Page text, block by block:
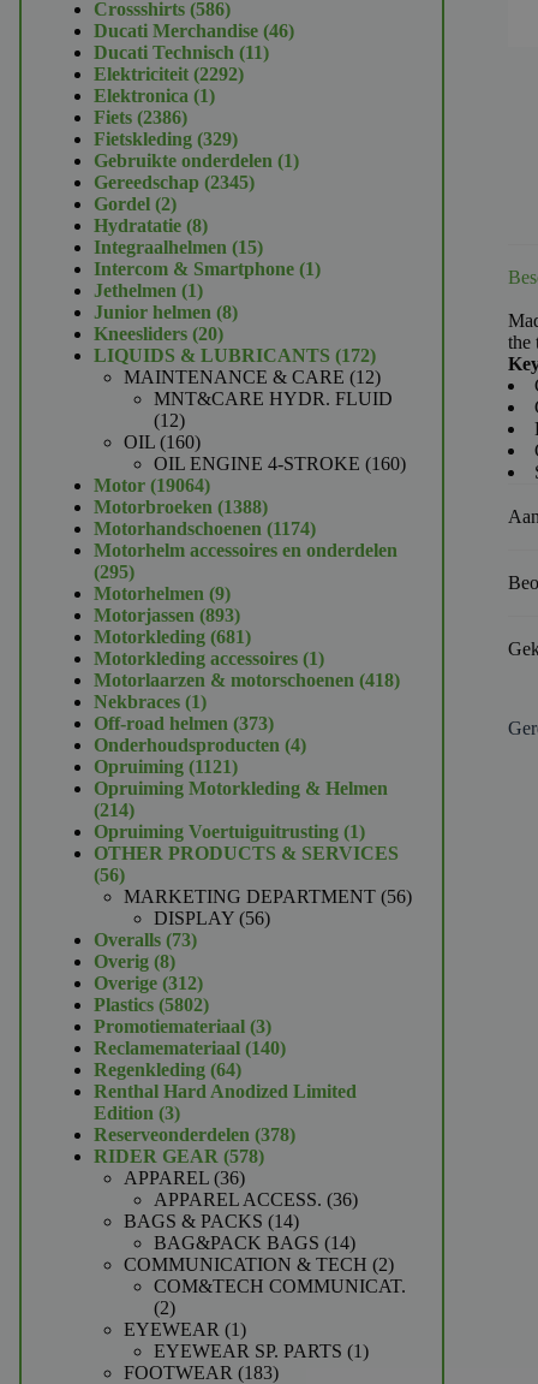
the
Crossshirts 586586
producten
Ducati Merchandise 4646
Ducati Technisch 1111
Elektriciteit 22922292
Elektronica 11
Fiets 23862386
producten
Fietskleding 329329
producten
Gebruikte onderdelen 11
Gereedschap 23452345
Gordel 22
producten
Hydratatie 88
producten
Integraalhelmen 1515
producten
Intercom & Smartphone 11
Jethelmen 11
product
Junior helmen 88
Kneesliders 2020
producten
LIQUIDS & LUBRICANTS 172172
producten
MAINTENANCE & CARE 1212
producten
MNT&CARE HYDR. FLUID
1212
producten
OIL 160160
producten
OIL ENGINE 4-STROKE 160160
Motor 1906419064
producten
Motorbroeken 13881388
producten
Motorhandschoenen 11741174
producten
Motorhelm accessoires en onderdelen
295295
producten
Motorhelmen 99
producten
Motorjassen 893893
producten
Motorkleding 681681
producten
Motorkleding accessoires 11
product
Motorlaarzen & motorschoenen 418418
Nekbraces 11
product
Off-road helmen 373373
producten
Onderhoudsproducten 44
Opruiming 11211121
producten
Opruiming Motorkleding & Helmen
214214
producten
Opruiming Voertuiguitrusting 11
product
OTHER PRODUCTS & SERVICES
5656
producten
MARKETING DEPARTMENT 5656
DISPLAY 5656
Overalls 7373
Overig 88
producten
Overige 312312
producten
Plastics 58025802
producten
Promotiemateriaal 33
producten
Reclamemateriaal 140140
Regenkleding 6464
producten
Renthal Hard Anodized Limited
Edition 33
producten
Reserveonderdelen 378378
RIDER GEAR 578578
APPAREL 3636
producten
APPAREL ACCESS. 3636
BAGS & PACKS 1414
producten
BAG&PACK BAGS 1414
producten
COMMUNICATION & TECH 22
producten
COM&TECH COMMUNICAT.
22
producten
EYEWEAR 11
product
EYEWEAR SP. PARTS 11
FOOTWEAR 183183